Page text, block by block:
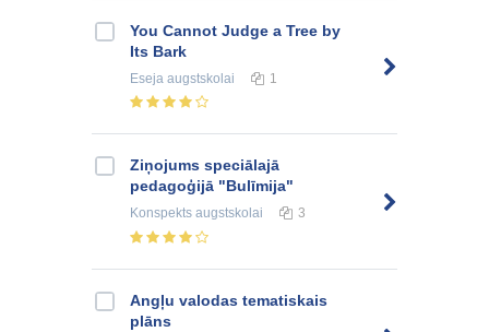
You Cannot Judge a Tree by
Its Bark
Eseja augstskolai 1
Ziņojums speciālajā
pedagoģijā "Bulīmija"
Konspekts augstskolai 3
Angļu valodas tematiskais
plāns